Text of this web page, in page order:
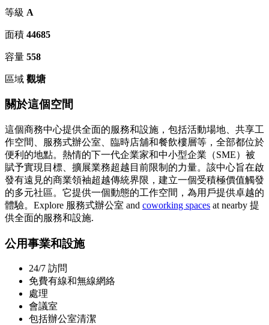
等級 A
面積 44685
容量 558
區域 觀塘
關於這個空間
這個商務中心提供全面的服務和設施，包括活動場地、共享工
作空間、服務式辦公室、臨時店舖和餐飲樓層等，全部都位於
便利的地點。熱情的下一代企業家和中小型企業（SME）被
賦予實現目標、擴展業務超越目前限制的力量。該中心旨在啟
發有遠見的商業領袖超越傳統界限，建立一個受積極價值觸發
的多元社區。它提供一個動態的工作空間，為用戶提供卓越的
體驗。Explore 服務式辦公室 and coworking spaces at nearby 提
供全面的服務和設施.
公用事業和設施
24/7 訪問
免費有線和無線網絡
處理
會議室
包括辦公室清潔